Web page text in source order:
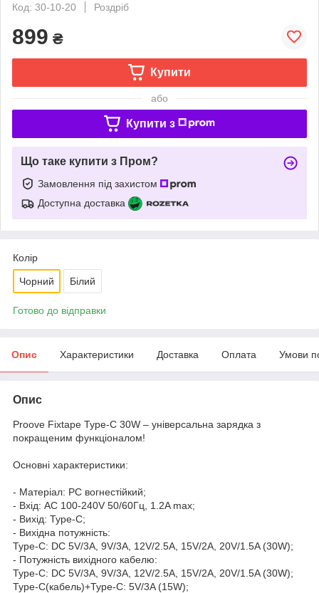
Код: 30-10-20
Роздріб
899 ₴
Купити
або
Купити з
Що таке купити з Пром?
Замовлення під захистом
Доступна доставка
Колір
Чорний Білий
Готово до відправки
Опис Характеристики Доставка Оплата Умови
Опис
Proove Fixtape Type-C 30W – універсальна зарядка з
покращеним функціоналом!
Основні характеристики:
- Матеріал: PC вогнестійкий;
- Вхід: AC 100-240V 50/60Гц, 1.2A max;
- Вихід: Type-C;
- Вихідна потужність:
Type-C: DC 5V/3A, 9V/3A, 12V/2.5A, 15V/2A, 20V/1.5A (30W);
- Потужність вихідного кабелю:
Type-C: DC 5V/3A, 9V/3A, 12V/2.5A, 15V/2A, 20V/1.5A (30W);
Type-C(кабель)+Type-C: 5V/3A (15W);